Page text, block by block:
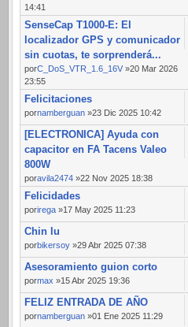
14:41
SenseCap T1000-E: El
localizador GPS y comunicador
sin cuotas, te sorprenderá...
porC_DoS_VTR_1.6_16V »20 Mar 2026
23:55
Felicitaciones
pornamberguan »23 Dic 2025 10:42
[ELECTRONICA] Ayuda con
capacitor en FA Tacens Valeo
800W
poravila2474 »22 Nov 2025 18:38
Felicidades
porirega »17 May 2025 11:23
Chin lu
porbikersoy »29 Abr 2025 07:38
Asesoramiento guion corto
pormax »15 Abr 2025 19:36
FELIZ ENTRADA DE AÑO
pornamberguan »01 Ene 2025 11:29